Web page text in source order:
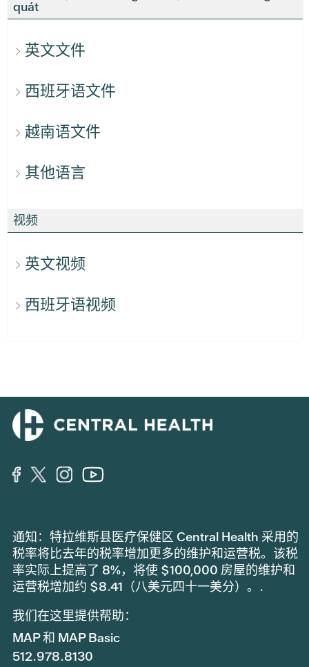
quát
英文文件
西班牙语文件
越南语文件
其他语言
视频
英文视频
西班牙语视频
通知：特拉维斯县医疗保健区 Central Health 采用的
税率将比去年的税率增加更多的维护和运营税。该税
率实际上提高了 8%，将使 $100,000 房屋的维护和
运营税增加约 $8.41（八美元四十一美分）。.
我们在这里提供帮助：
MAP 和 MAP Basic
512.978.8130